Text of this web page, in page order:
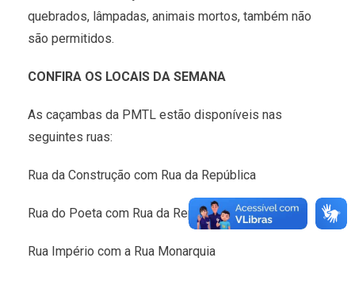
quebrados, lâmpadas, animais mortos, também não
são permitidos.
CONFIRA OS LOCAIS DA SEMANA
As caçambas da PMTL estão disponíveis nas
seguintes ruas:
Rua da Construção com Rua da República
Rua do Poeta com Rua da República
Rua Império com a Rua Monarquia